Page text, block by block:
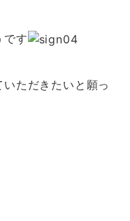
です
ただきたいと願っ